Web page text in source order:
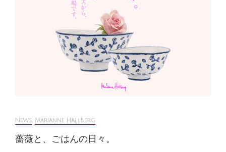
News, Marianne Hallberg
薔薇と、ごはんの日々。